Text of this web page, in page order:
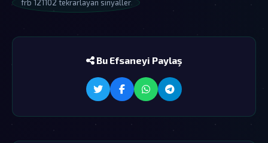
frb 121102 tekrarlayan sinyaller
Bu Efsaneyi Paylaş